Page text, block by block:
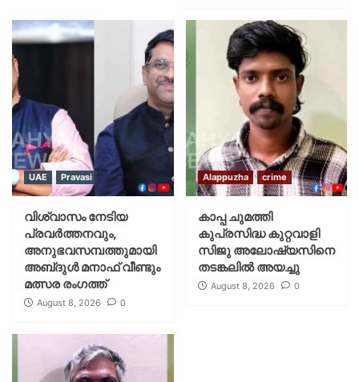
UAE Pravasi
വിശ്വാസം നേടിയ
പ്രവർത്തനവും,
അനുഭവസമ്പത്തുമായി
അബ്‌ദുൾ മനാഫ് വീണ്ടും
മത്സര രംഗത്ത്
August 8, 2026 0
Alappuzha crime
കാപ്പ ചുമത്തി
കുപ്രസിദ്ധ കുറ്റവാളി
സിജു അലോഷ്യസിനെ
തടങ്കലിൽ അയച്ചു
August 8, 2026 0